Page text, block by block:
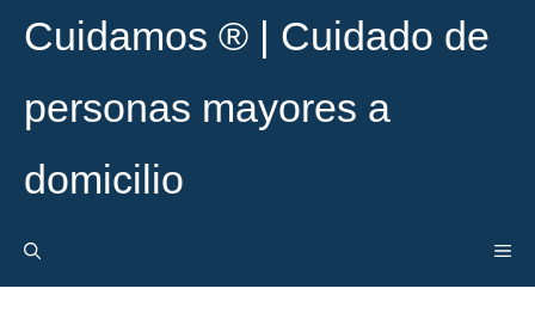
Cuidamos ® | Cuidado de
personas mayores a
domicilio